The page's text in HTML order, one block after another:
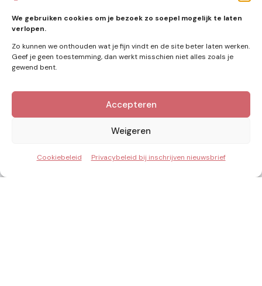
We gebruiken cookies om je bezoek zo soepel mogelijk te laten
verlopen.
Zo kunnen we onthouden wat je fijn vindt en de site beter laten werken.
Geef je geen toestemming, dan werkt misschien niet alles zoals je
gewend bent.
Accepteren
Weigeren
Cookiebeleid Privacybeleid bij inschrijven nieuwsbrief
zonne-energie (9)
Kennis van Energie in je mailbox?
Abonner op nieuwe artikelen.